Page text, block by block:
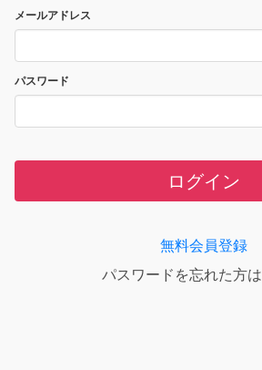
メールアドレス
パスワード
ログイン
無料会員登録
パスワードを忘れた方は